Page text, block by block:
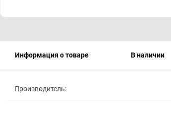
Информация о товаре В наличии
Производитель: